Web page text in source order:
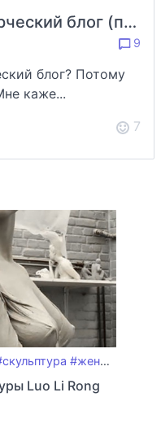
Где и зачем вести творческий блог (персональный топ-лист)?
9
блог? Потому
каже...
7
#женщины_в_искусстве
Luo Li Rong